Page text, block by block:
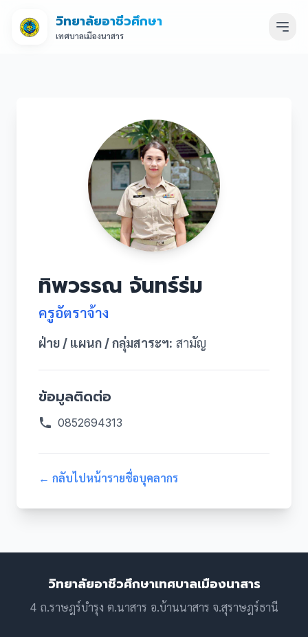
วิทยาลัยอาชีวศึกษา
เทศบาลเมืองนาสาร
ทิพวรรณ จันทร์ร่ม
ครูอัตราจ้าง
ฝ่าย / แผนก / กลุ่มสาระฯ: สามัญ
ข้อมูลติดต่อ
0852694313
← กลับไปหน้ารายชื่อบุคลากร
วิทยาลัยอาชีวศึกษาเทศบาลเมืองนาสาร
4 ถ.ราษฎร์บำรุง ต.นาสาร อ.บ้านนาสาร จ.สุราษฎร์ธานี